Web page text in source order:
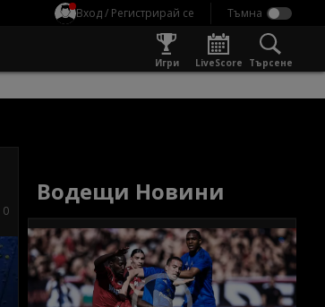
Вход / Регистрирай се
Игри LiveScore Търсене
0
Водещи Новини